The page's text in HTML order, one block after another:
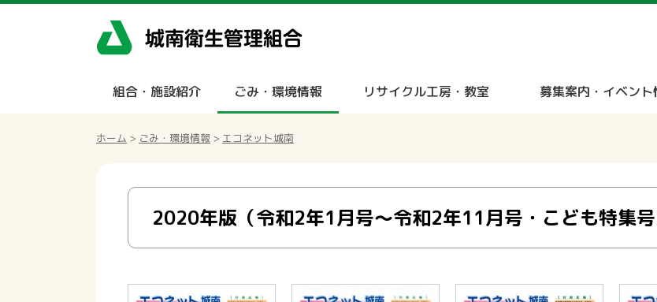
組合・施設紹介 ごみ・環境情報 リサイクル工房・教室 募集案内・イベント
ホーム > ごみ・環境情報 > エコネット城南
2020年版（令和2年1月号～令和2年11月号・こども特集号